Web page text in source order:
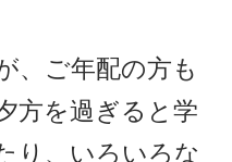
、ご年配の方も
方を過ぎると学
り、いろいろな